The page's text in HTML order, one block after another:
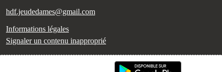
hdf.jeudedames@gmail.com
Informations légales
Signaler un contenu inapproprié